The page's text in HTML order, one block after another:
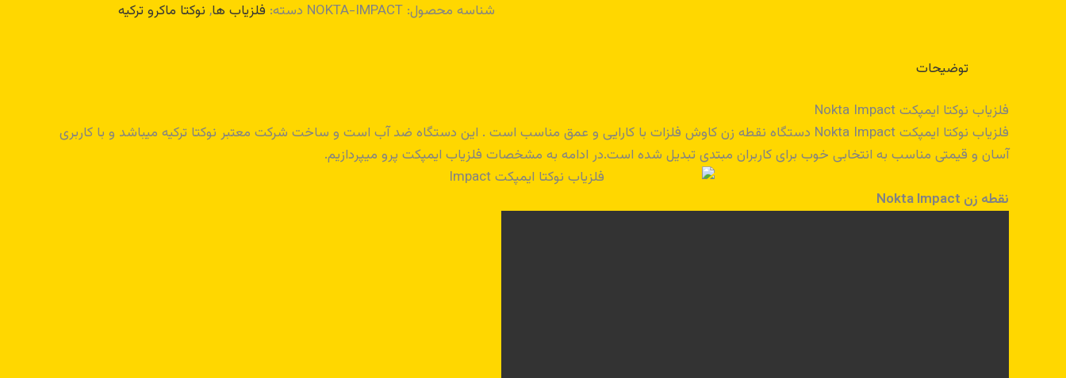
شناسه محصول: NOKTA-IMPACT دسته: فلزیاب ها, نوکتا ماکرو ترکیه
توضیحات
فلزیاب نوکتا ایمپکت Nokta Impact
فلزیاب نوکتا ایمپکت Nokta Impact دستگاه نقطه زن کاوش فلزات با کارایی و عمق مناسب است . این دستگاه ضد آب است و ساخت شرکت معتبر نوکتا ترکیه میباشد و با کاربری
آسان و قیمتی مناسب به انتخابی خوب برای کاربران مبتدی تبدیل شده است.در ادامه به مشخصات فلزیاب ایمپکت پرو میپردازیم.
نقطه زن Nokta Impact